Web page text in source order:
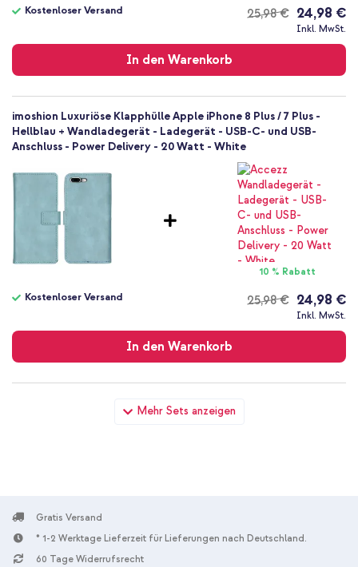
Nein
Mehr Sets anzeigen
25,98 €
Kostenloser Versand 24,98 €
Inkl. MwSt.
In den Warenkorb
Versand
imoshion Luxuriöse Klapphülle Apple iPhone 8 Plus / 7 Plus -
Hellblau + Wandladegerät - Ladegerät - USB-C- und USB-
Anschluss - Power Delivery - 20 Watt - White
10 % Rabatt
25,98 €
Kostenloser Versand 24,98 €
Inkl. MwSt.
In den Warenkorb
Versand
imoshion Luxuriöse Klapphülle Apple iPhone 8 Plus / 7 Plus -
Hellblau + USB-C zu Lightning-Kabel - Refurbished - 1 Meter -
Gratis Versand
* 1-2 Werktage Lieferzeit für Lieferungen nach Deutschland.
60 Tage Widerrufsrecht